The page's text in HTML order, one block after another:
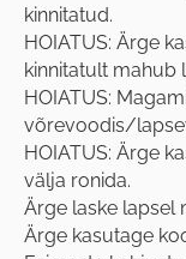
kinnitatud.
HOIATUS: Ärge
kinnitatult mahub
HOIATUS:
võrevoodis/
HOIATUS: Ärge
välja ronida.
Ärge laske lapsel
Ärge kasutage